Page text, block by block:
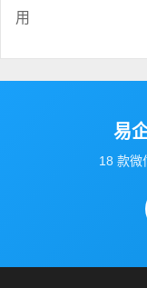
用
易
18 款微